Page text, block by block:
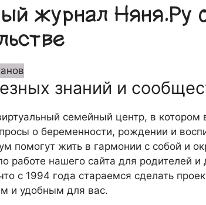
журнал Няня.Ру
знаний и
семейный центр, в
о беременности, рождении и
помогут жить в гармонии с собой и
работе нашего сайта для родителей
c 1994 года стараемся сделать
и удобным для вас.